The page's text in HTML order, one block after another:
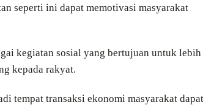
seperti ini dapat memotivasi masyarakat
kegiatan sosial yang bertujuan untuk lebih
kepada rakyat.
tempat transaksi ekonomi masyarakat dapat